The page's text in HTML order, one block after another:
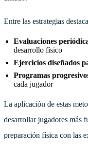
Entre las estrategias
Evaluaciones
desarrollo físico
Ejercicios diseñados
Programas
cada jugador
La aplicación de estas
desarrollar jugadores más
preparación física con las